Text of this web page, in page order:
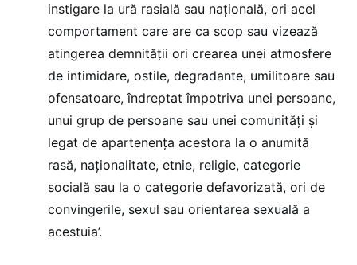
instigare la ură rasială sau naţională, ori acel
comportament care are ca scop sau vizează
atingerea demnităţii ori crearea unei atmosfere
de intimidare, ostile, degradante, umilitoare sau
ofensatoare, îndreptat împotriva unei persoane,
unui grup de persoane sau unei comunităţi şi
legat de apartenenţa acestora la o anumită
rasă, naţionalitate, etnie, religie, categorie
socială sau la o categorie defavorizată, ori de
convingerile, sexul sau orientarea sexuală a
acestuia’.